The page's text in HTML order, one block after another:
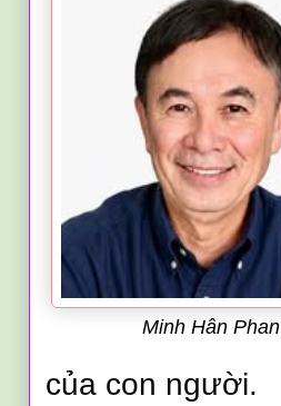
Minh Hân Phan
của con người.